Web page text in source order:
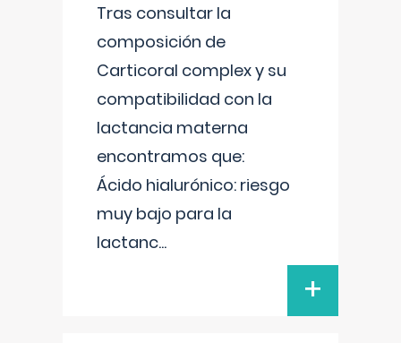
Tras consultar la
composición de
Carticoral complex y su
compatibilidad con la
lactancia materna
encontramos que:
Ácido hialurónico: riesgo
muy bajo para la
lactanc...
+